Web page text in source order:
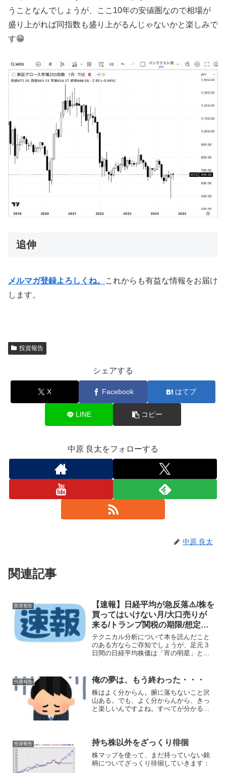
うことなんでしょうが、ここ10年の安値圏なので相場が
盛り上がれば同指数も盛り上がるんじゃないかと楽しみで
す😁
追伸
メルマガ登録よろしくね。
これからも有益な情報をお届け
します。
投資報告
シェアする
X Facebook はてブ
LINE コピー
中原 良太をフォローする
中原 良太
関連記事
投資報告
【速報】日経平均が急反落⚠️/株を
買ってはいけない月/大口売りが
来る/トランプ関税の期限/想定レ
ンジ/いま注目している株
テクニカル分析について本を読んだこと
のある方ならご存知でしょうが、足元３
日間の日経平均株価は「宵の明星」とい
投資報告 俺の夢は、もう終わった・・・
株はよく分からん。腑に落ちないこと沢
山ある。でも、よく分からんから、きっ
と楽しいんですよね。すべてが分かるこ
投資報告 持ち株以外をざっくり徘徊
株マップを使って、まだ持っていない銘
柄についてざっくり徘徊していきます：